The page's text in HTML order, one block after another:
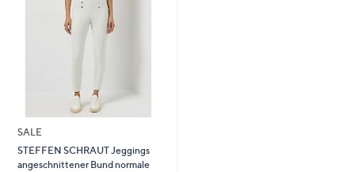
SALE
STEFFEN SCHRAUT Jeggings
angeschnittener Bund normale